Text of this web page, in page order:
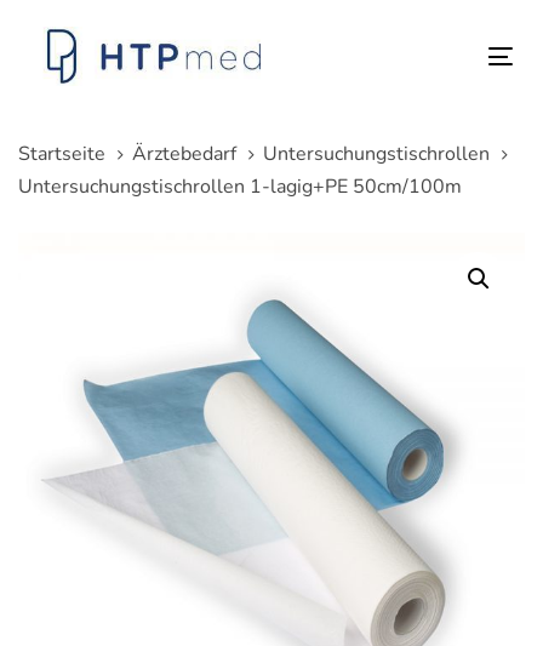
überspringen
springen
Startseite
Ärztebedarf
Untersuchungstischrollen
Untersuchungstischrollen 1-lagig+PE 50cm/100m